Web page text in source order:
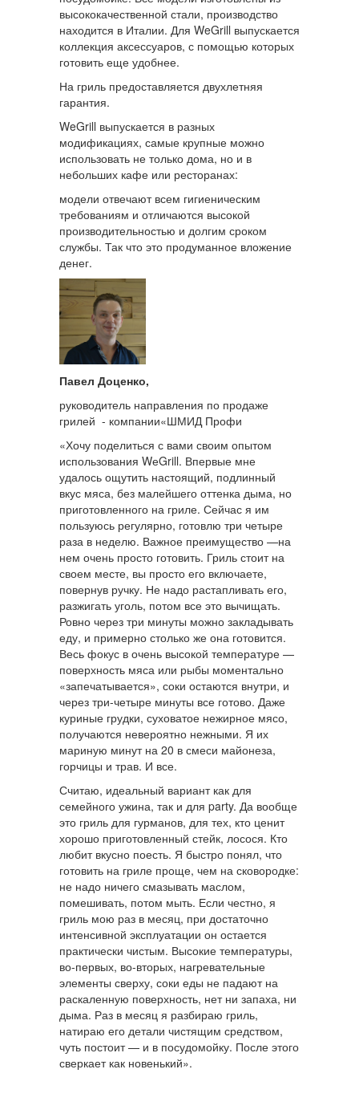
высококачественной стали, производство
находится в Италии. Для WeGrill выпускается
коллекция аксессуаров, с помощью которых
готовить еще удобнее.
На гриль предоставляется двухлетняя
гарантия.
WeGrill выпускается в разных
модификациях, самые крупные можно
использовать не только дома, но и в
небольших кафе или ресторанах:
модели отвечают всем гигиеническим
требованиям и отличаются высокой
производительностью и долгим сроком
службы. Так что это продуманное вложение
денег.
Павел Доценко,
руководитель направления по продаже
грилей - компании«ШМИД Профи
«Хочу поделиться с вами своим опытом
использования WеGrill. Впервые мне
удалось ощутить настоящий, подлинный
вкус мяса, без малейшего оттенка дыма, но
приготовленного на гриле. Сейчас я им
пользуюсь регулярно, готовлю три четыре
раза в неделю. Важное преимущество —на
нем очень просто готовить. Гриль стоит на
своем месте, вы просто его включаете,
повернув ручку. Не надо растапливать его,
разжигать уголь, потом все это вычищать.
Ровно через три минуты можно закладывать
еду, и примерно столько же она готовится.
Весь фокус в очень высокой температуре —
поверхность мяса или рыбы моментально
«запечатывается», соки остаются внутри, и
через три-четыре минуты все готово. Даже
куриные грудки, суховатое нежирное мясо,
получаются невероятно нежными. Я их
мариную минут на 20 в смеси майонеза,
горчицы и трав. И все.
Считаю, идеальный вариант как для
семейного ужина, так и для party. Да вообще
это гриль для гурманов, для тех, кто ценит
хорошо приготовленный стейк, лосося. Кто
любит вкусно поесть. Я быстро понял, что
готовить на гриле проще, чем на сковородке:
не надо ничего смазывать маслом,
помешивать, потом мыть. Если честно, я
гриль мою раз в месяц, при достаточно
интенсивной эксплуатации он остается
практически чистым. Высокие температуры,
во-первых, во-вторых, нагревательные
элементы сверху, соки еды не падают на
раскаленную поверхность, нет ни запаха, ни
дыма. Раз в месяц я разбираю гриль,
натираю его детали чистящим средством,
чуть постоит — и в посудомойку. После этого
сверкает как новенький».